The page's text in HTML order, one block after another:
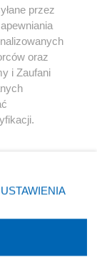
Youtube
przez
oraz
i Zaufani
zgody
takiemu
tylko
USTAWIENIA